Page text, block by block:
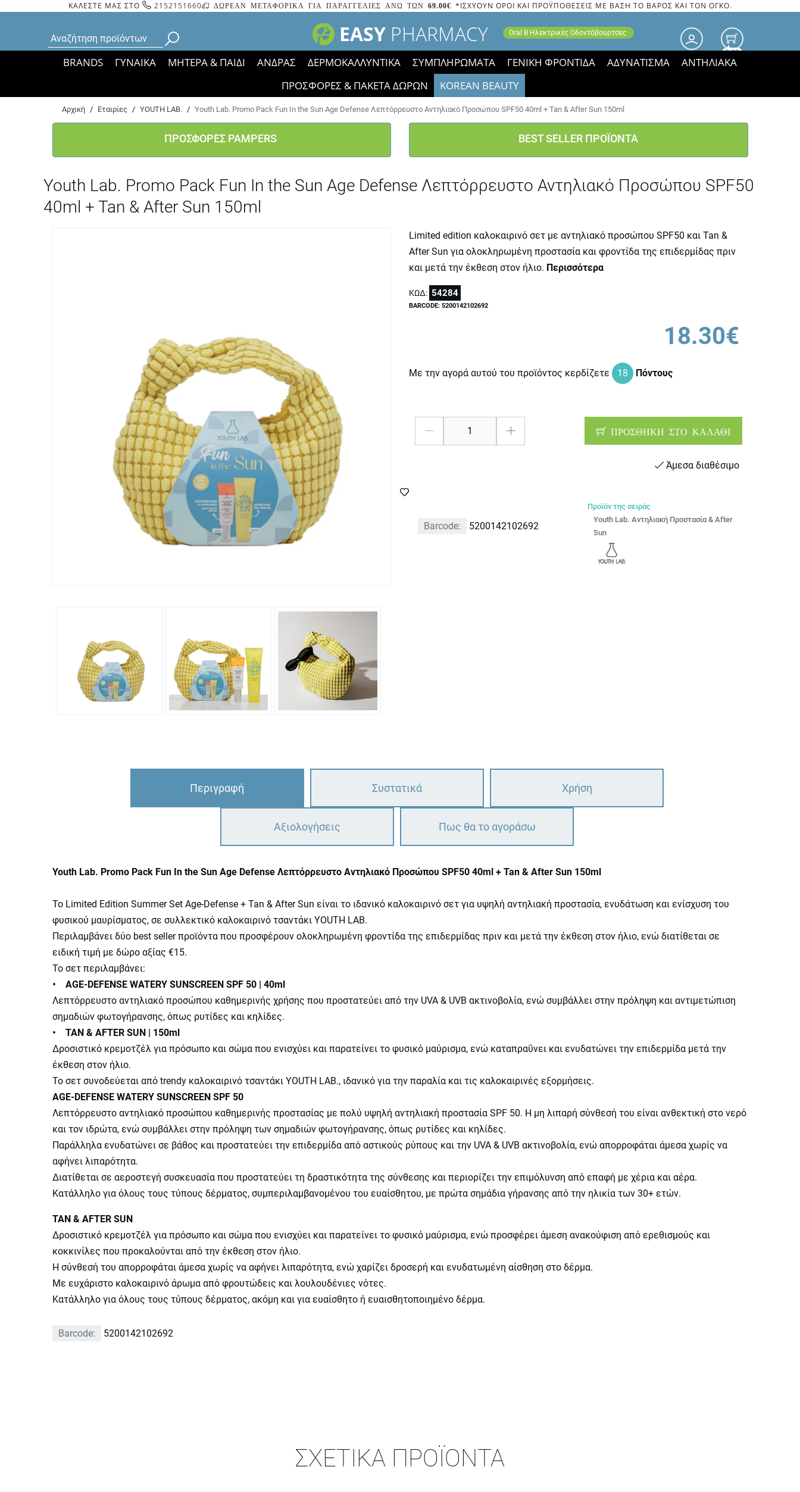
ΚΑΛΕΣΤΕ ΜΑΣ ΣΤΟ 2152151660 ΔΩΡΕΑΝ ΜΕΤΑΦΟΡΙΚΑ ΓΙΑ ΠΑΡΑΓΓΕΛΙΕΣ ΑΝΩ ΤΩΝ 69.00€ *ΙΣΧΥΟΥΝ ΟΡΟΙ ΚΑΙ ΠΡΟΫΠΟΘΕΣΕΙΣ ΜΕ ΒΑΣΗ ΤΟ ΒΑΡΟΣ ΚΑΙ ΤΟΝ ΟΓΚΟ.
EASY PHARMACY Oral B Ηλεκτρικές Οδοντόβουρτσες
0.00
BRANDS ΓΥΝΑΙΚΑ ΜΗΤΕΡΑ & ΠΑΙΔΙ ΑΝΔΡΑΣ ΔΕΡΜΟΚΑΛΛΥΝΤΙΚΑ ΣΥΜΠΛΗΡΩΜΑΤΑ ΓΕΝΙΚΗ ΦΡΟΝΤΙΔΑ ΑΔΥΝΑΤΙΣΜΑ
ΑΝΤΗΛΙΑΚΑ
ΠΡΟΣΦΟΡΕΣ & ΠΑΚΕΤΑ ΔΩΡΩΝ
KOREAN BEAUTY
Bάσει ΦΕΚ 35935/2023 τα εικονίδια των εκπτώσεων έφυγαν, οι χαμηλές μας τιμές ΠΑΡΑΜΕΝΟΥΝ!
Αρχική / Εταιρίες / YOUTH LAB. / Youth Lab. Promo Pack Fun In the Sun Age Defense Λεπτόρρευστο Αντηλιακό Προσώπου SPF50 40ml + Tan & After Sun 150ml
ΠΡΟΣΦΟΡΕΣ PAMPERS BEST SELLER ΠΡΟΪΟΝΤΑ
Youth Lab. Promo Pack Fun In the Sun Age Defense Λεπτόρρευστο Αντηλιακό Προσώπου SPF50
40ml + Tan & After Sun 150ml
Limited edition καλοκαιρινό σετ με αντηλιακό προσώπου SPF50 και Tan &
After Sun για ολοκληρωμένη προστασία και φροντίδα της επιδερμίδας πριν
και μετά την έκθεση στον ήλιο. Περισσότερα
ΚΩΔ: 54284
BARCODE: 5200142102692
18.30€
Με την αγορά αυτού του προϊόντος κερδίζετε 18 Πόντους
ΠΡΟΣΘΗΚΗ ΣΤΟ ΚΑΛΑΘΙ
Άμεσα διαθέσιμο
Barcode: 5200142102692
Προϊόν της σειράς
Youth Lab. Αντηλιακή Προστασία & After
Sun
Περιγραφή Συστατικά Χρήση
Αξιολογήσεις Πως θα το αγοράσω
Youth Lab. Promo Pack Fun In the Sun Age Defense Λεπτόρρευστο Αντηλιακό Προσώπου SPF50 40ml + Tan & After Sun 150ml
Το Limited Edition Summer Set Age-Defense + Tan & After Sun είναι το ιδανικό καλοκαιρινό σετ για υψηλή αντηλιακή προστασία, ενυδάτωση και ενίσχυση του
φυσικού μαυρίσματος, σε συλλεκτικό καλοκαιρινό τσαντάκι YOUTH LAB.
Περιλαμβάνει δύο best seller προϊόντα που προσφέρουν ολοκληρωμένη φροντίδα της επιδερμίδας πριν και μετά την έκθεση στον ήλιο, ενώ διατίθεται σε
ειδική τιμή με δώρο αξίας €15.
Το σετ περιλαμβάνει:
• AGE-DEFENSE WATERY SUNSCREEN SPF 50 | 40ml
Λεπτόρρευστο αντηλιακό προσώπου καθημερινής χρήσης που προστατεύει από την UVA & UVB ακτινοβολία, ενώ συμβάλλει στην πρόληψη και αντιμετώπιση
σημαδιών φωτογήρανσης, όπως ρυτίδες και κηλίδες.
• TAN & AFTER SUN | 150ml
Δροσιστικό κρεμοτζέλ για πρόσωπο και σώμα που ενισχύει και παρατείνει το φυσικό μαύρισμα, ενώ καταπραΰνει και ενυδατώνει την επιδερμίδα μετά την
έκθεση στον ήλιο.
Το σετ συνοδεύεται από trendy καλοκαιρινό τσαντάκι YOUTH LAB., ιδανικό για την παραλία και τις καλοκαιρινές εξορμήσεις.
AGE-DEFENSE WATERY SUNSCREEN SPF 50
Λεπτόρρευστο αντηλιακό προσώπου καθημερινής προστασίας με πολύ υψηλή αντηλιακή προστασία SPF 50. Η μη λιπαρή σύνθεσή του είναι ανθεκτική στο νερό
και τον ιδρώτα, ενώ συμβάλλει στην πρόληψη των σημαδιών φωτογήρανσης, όπως ρυτίδες και κηλίδες.
Παράλληλα ενυδατώνει σε βάθος και προστατεύει την επιδερμίδα από αστικούς ρύπους και την UVA & UVB ακτινοβολία, ενώ απορροφάται άμεσα χωρίς να
αφήνει λιπαρότητα.
Διατίθεται σε αεροστεγή συσκευασία που προστατεύει τη δραστικότητα της σύνθεσης και περιορίζει την επιμόλυνση από επαφή με χέρια και αέρα.
Κατάλληλο για όλους τους τύπους δέρματος, συμπεριλαμβανομένου του ευαίσθητου, με πρώτα σημάδια γήρανσης από την ηλικία των 30+ ετών.
TAN & AFTER SUN
Δροσιστικό κρεμοτζέλ για πρόσωπο και σώμα που ενισχύει και παρατείνει το φυσικό μαύρισμα, ενώ προσφέρει άμεση ανακούφιση από ερεθισμούς και
κοκκινίλες που προκαλούνται από την έκθεση στον ήλιο.
Η σύνθεσή του απορροφάται άμεσα χωρίς να αφήνει λιπαρότητα, ενώ χαρίζει δροσερή και ενυδατωμένη αίσθηση στο δέρμα.
Με ευχάριστο καλοκαιρινό άρωμα από φρουτώδεις και λουλουδένιες νότες.
Κατάλληλο για όλους τους τύπους δέρματος, ακόμη και για ευαίσθητο ή ευαισθητοποιημένο δέρμα.
Barcode: 5200142102692
ΣΧΕΤΙΚΆ ΠΡΟΪΌΝΤΑ